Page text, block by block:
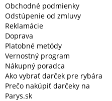
Obchodné podmienky
Odstúpenie od zmluvy
Reklamácie
Doprava
Platobné metódy
Vernostný program
Nákupný poradca
Ako vybrať darček pre rybára
Prečo nakúpiť darčeky na
Parys.sk